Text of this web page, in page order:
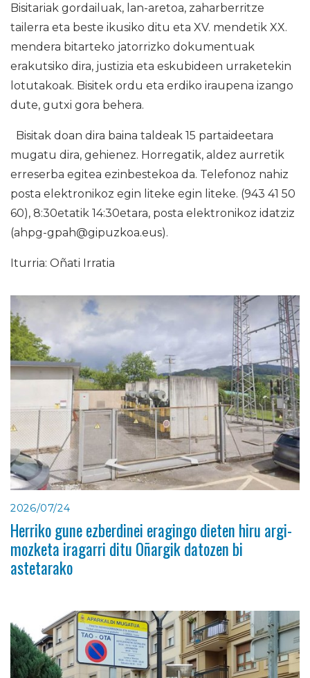
Bisitariak gordailuak, lan-aretoa, zaharberritze
tailerra eta beste ikusiko ditu eta XV. mendetik XX.
mendera bitarteko jatorrizko dokumentuak
erakutsiko dira, justizia eta eskubideen urraketekin
lotutakoak. Bisitek ordu eta erdiko iraupena izango
dute, gutxi gora behera.
Bisitak doan dira baina taldeak 15 partaideetara
mugatu dira, gehienez. Horregatik, aldez aurretik
erreserba egitea ezinbestekoa da. Telefonoz nahiz
posta elektronikoz egin liteke egin liteke. (943 41 50
60), 8:30etatik 14:30etara, posta elektronikoz idatziz
(ahpg-gpah@gipuzkoa.eus).
Iturria: Oñati Irratia
2026/07/24
Herriko gune ezberdinei eragingo dieten hiru argi-
mozketa iragarri ditu Oñargik datozen bi
astetarako